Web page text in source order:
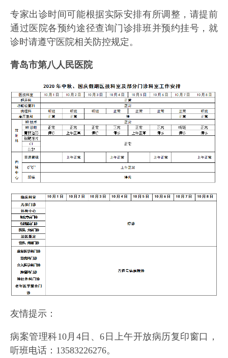
专家出诊时间可能根据实际安排有所调整，请提前
通过医院各预约途径查询门诊排班并预约挂号，就
诊时请遵守医院相关防控规定。
青岛市第八人民医院
友情提示：
病案管理科10月4日、6日上午开放病历复印窗口，
听班电话：13583226276。